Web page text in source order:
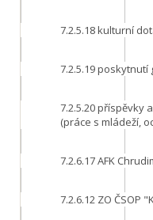
7.2.5.18kulturní
7.2.5.19poskytnutí
7.2.5.20příspěvky
(práce s mládeží,
7.2.6.17AFK
7.2.6.12 ZO ČSOP